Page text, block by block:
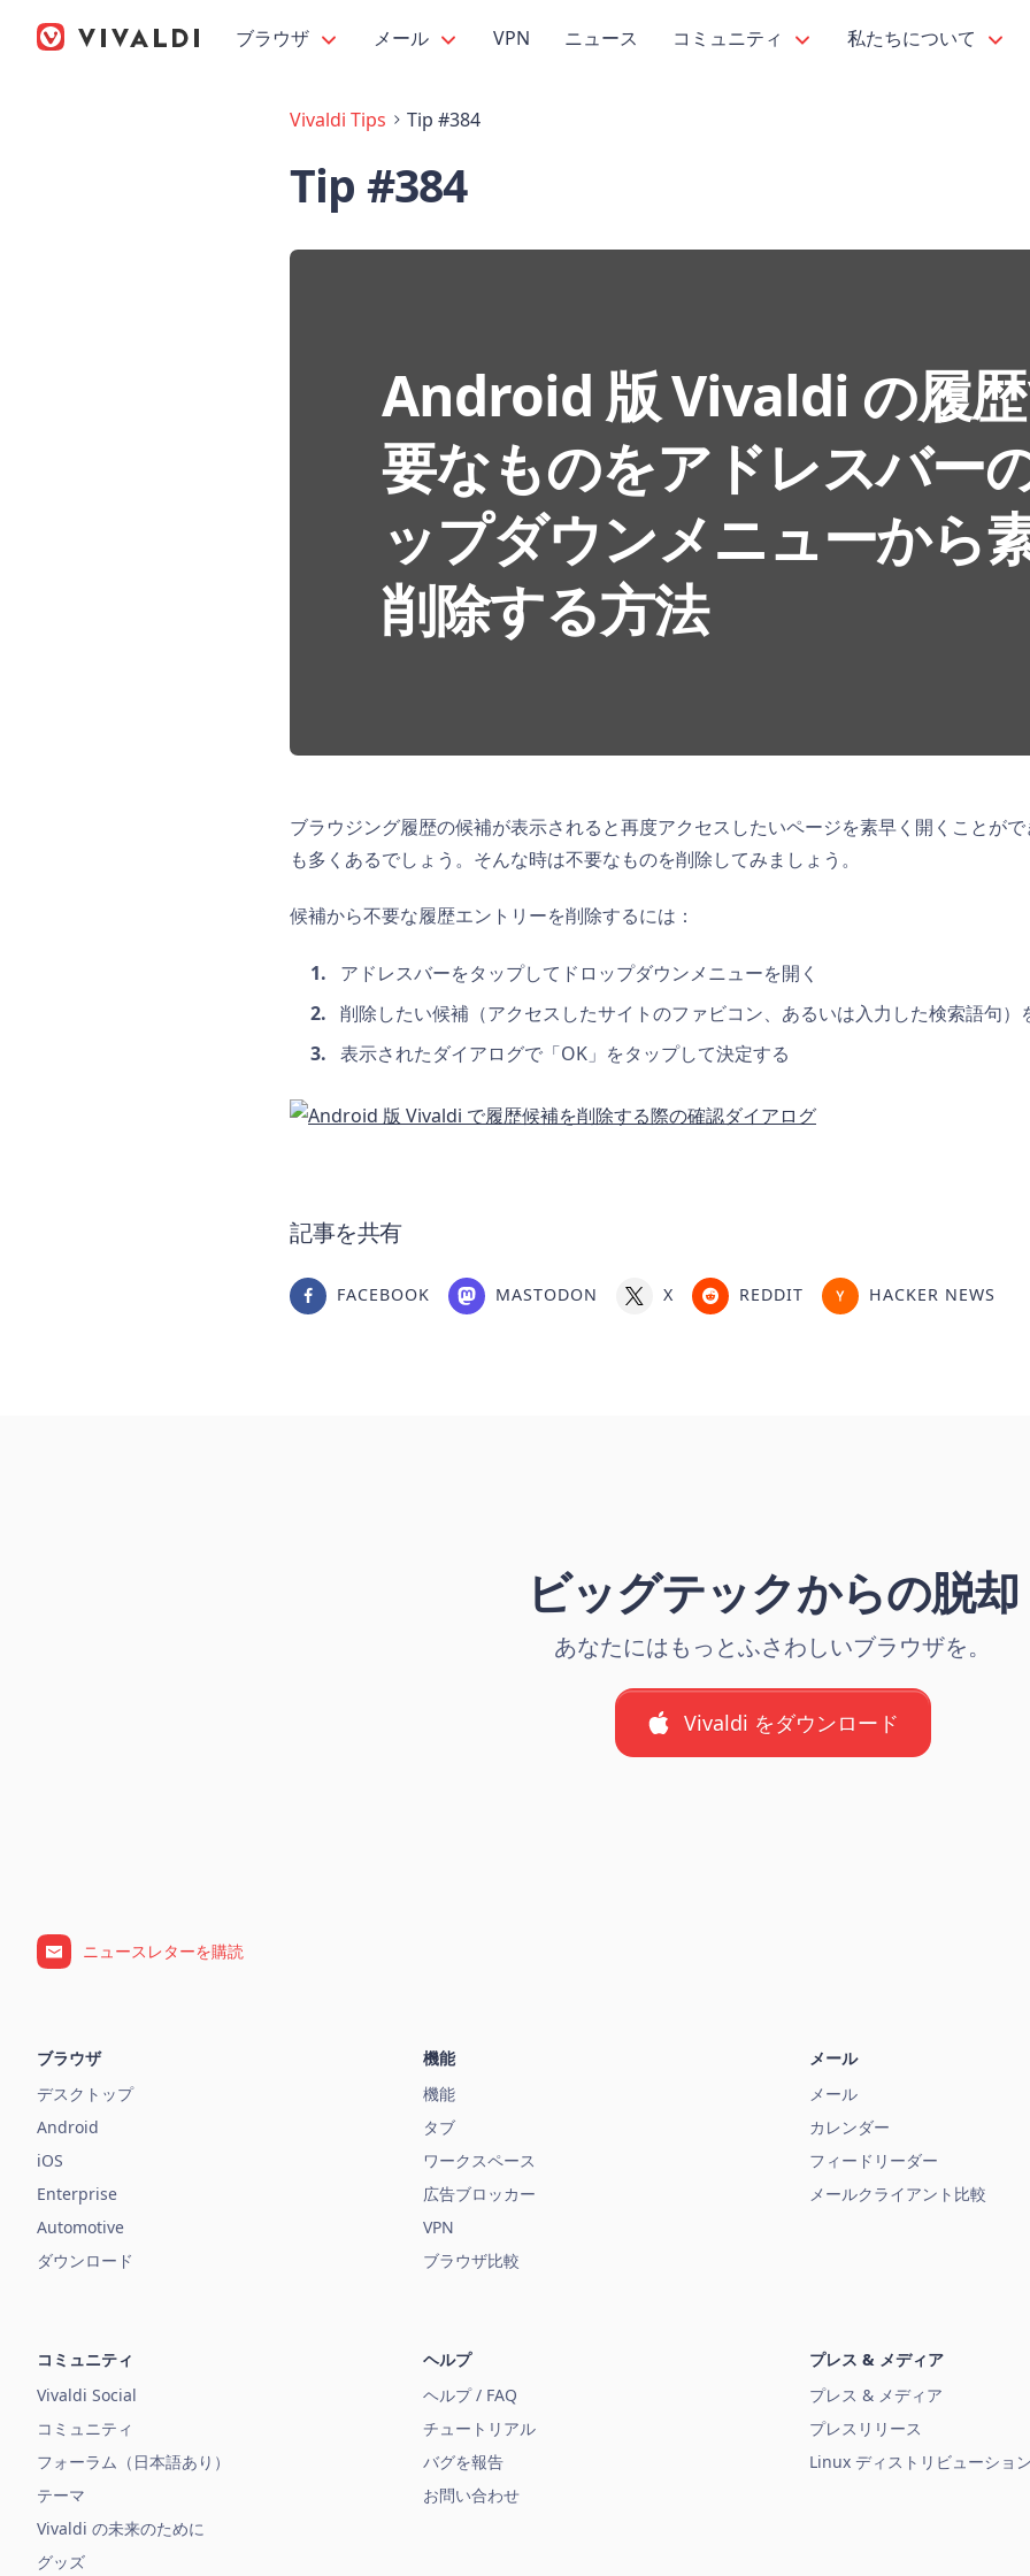
ブラウザ メール VPN ニュース コミュニティ 私たちについて
Vivaldi Tips Tip #384
Tip #384
Android 版 Vivaldi の履
要なものをアドレスバー
ップダウンメニューから
削除する方法
ブラウジング履歴の候補が表示されると再度アクセスしたいページを素早く開くことが
も多くあるでしょう。そんな時は不要なものを削除してみましょう。
候補から不要な履歴エントリーを削除するには：
アドレスバーをタップしてドロップダウンメニューを開く
削除したい候補（アクセスしたサイトのファビコン、あるいは入力した検索語句）
表示されたダイアログで「OK」をタップして決定する
記事を共有
FACEBOOK MASTODON X REDDIT HACKER NEWS
ビッグテックからの脱却
あなたにはもっとふさわしいブラウザを。
Vivaldi をダウンロード
ニュースレターを購読
ブラウザ
デスクトップ
Android
iOS
Enterprise
Automotive
ダウンロード
機能
機能
タブ
ワークスペース
広告ブロッカー
VPN
ブラウザ比較
メール
メール
カレンダー
フィードリーダー
メールクライアント比較
コミュニティ
Vivaldi Social
コミュニティ
フォーラム（日本語あり）
テーマ
Vivaldi の未来のために
グッズ
ヘルプ
ヘルプ / FAQ
チュートリアル
バグを報告
お問い合わせ
プレス & メディア
プレス & メディア
プレスリリース
Linux ディストリビューショ